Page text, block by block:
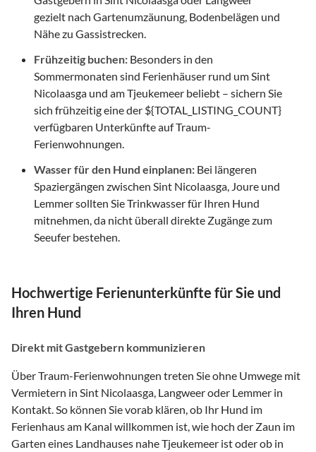
gezielt nach Gartenumzäunung, Bodenbelägen und
Nähe zu Gassistrecken.
Frühzeitig buchen: Besonders in den
Sommermonaten sind Ferienhäuser rund um Sint
Nicolaasga und am Tjeukemeer beliebt – sichern Sie
sich frühzeitig eine der ${TOTAL_LISTING_COUNT}
verfügbaren Unterkünfte auf Traum-
Ferienwohnungen.
Wasser für den Hund einplanen: Bei längeren
Spaziergängen zwischen Sint Nicolaasga, Joure und
Lemmer sollten Sie Trinkwasser für Ihren Hund
mitnehmen, da nicht überall direkte Zugänge zum
Seeufer bestehen.
Hochwertige Ferienunterkünfte für Sie und
Ihren Hund
Direkt mit Gastgebern kommunizieren
Über Traum-Ferienwohnungen treten Sie ohne Umwege mit
Vermietern in Sint Nicolaasga, Langweer oder Lemmer in
Kontakt. So können Sie vorab klären, ob Ihr Hund im
Ferienhaus am Kanal willkommen ist, wie hoch der Zaun im
Garten eines Landhauses nahe Tjeukemeer ist oder ob in